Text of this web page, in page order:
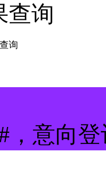
查询
询
， 意向登